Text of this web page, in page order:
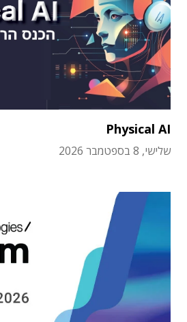
Physical AI
שלישי, 8 בספטמבר 2026